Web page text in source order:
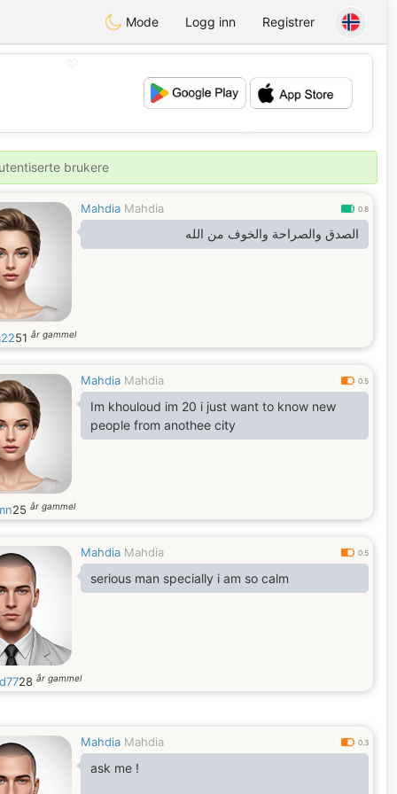
Mode Logg inn Registrer
brukere
Mahdia Mahdia 0.8
الصدق والصراحة والخوف من الله
51 år gammel
Mahdia Mahdia 0.5
Im khouloud im 20 i just want to know new
people from anothee city
25 år gammel
Mahdia Mahdia 0.5
serious man specially i am so calm
28 år gammel
Mahdia Mahdia 0.3
ask me !